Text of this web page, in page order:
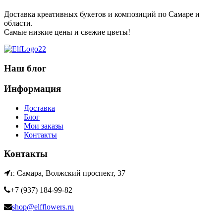
Доставка креативных букетов и композиций по Самаре и
области.
Самые низкие цены и свежие цветы!
Наш блог
Информация
Доставка
Блог
Мои заказы
Контакты
Контакты
г. Самара, Волжский проспект, 37
+7 (937) 184-99-82
shop@elfflowers.ru